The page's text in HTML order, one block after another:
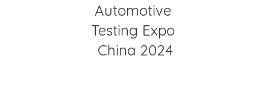
Automotive
Testing Expo
China 2024